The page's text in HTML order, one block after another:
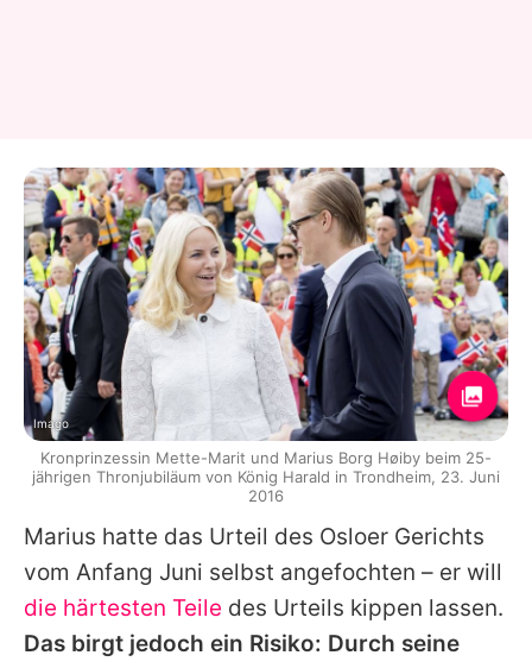
Marius hatte das Urteil des Osloer Gerichts
vom Anfang Juni selbst angefochten – er will
die härtesten Teile des Urteils kippen lassen.
Das birgt jedoch ein Risiko: Durch seine
Imago
Kronprinzessin Mette-Marit und Marius Borg Høiby beim 25-
jährigen Thronjubiläum von König Harald in Trondheim, 23. Juni
2016